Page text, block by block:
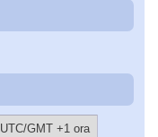
UTC/GMT +1 ora